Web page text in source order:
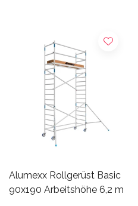
Alumexx Rollgerüst Basic
90x190 Arbeitshöhe 6,2 m